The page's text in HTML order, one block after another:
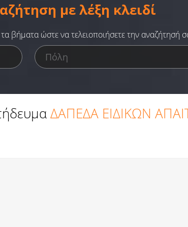
με λέξη κλειδί
βήματα ώστε να τελειοποιήσετε την αναζήτησή
ΔΑΠΕΔΑ ΕΙΔΙΚΩΝ